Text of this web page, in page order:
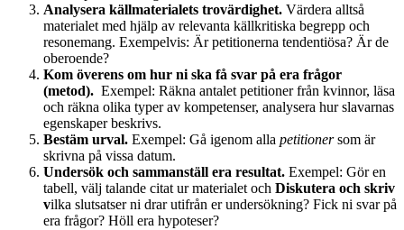
Analysera källmaterialets trovärdighet. Värdera alltså
materialet med hjälp av relevanta källkritiska begrepp och
resonemang. Exempelvis: Är petitionerna tendentiösa? Är de
oberoende?
Kom överens om hur ni ska få svar på era frågor
(metod). Exempel: Räkna antalet petitioner från kvinnor, läsa
och räkna olika typer av kompetenser, analysera hur slavarnas
egenskaper beskrivs.
Bestäm urval. Exempel: Gå igenom alla petitionersom är
skrivna på vissa datum.
Undersök och sammanställ era resultat. Exempel: Gör en
tabell, välj talande citat ur materialet och Diskutera och skriv
vilka slutsatser ni drar utifrån er undersökning? Fick ni svar på
era frågor? Höll era hypoteser?